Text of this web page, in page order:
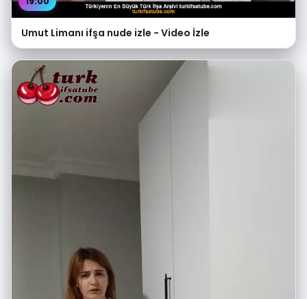
Umut Limanı ifşa nude izle - Video İzle